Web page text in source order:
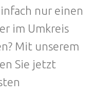
nur einen
im Umkreis
Mit unserem
Sie jetzt